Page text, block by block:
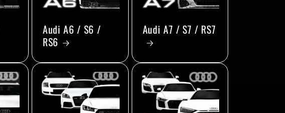
Audi A6 / S6 /
RS6
Audi A7 / S7 / RS7